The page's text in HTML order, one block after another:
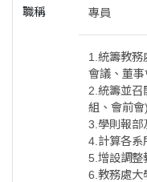
職稱 專員
1.統籌教務
會議、董事
2.統籌並召
組、會前會)
3.學則報部
4.計算各系
5.增設調整
6.教務處大